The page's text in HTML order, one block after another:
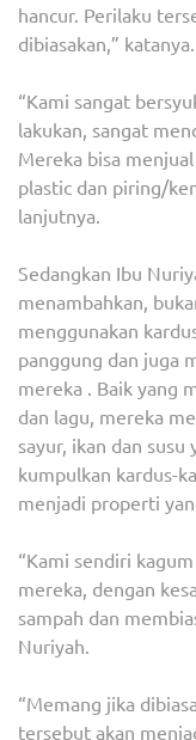
hancur. Perilaku
dibiasakan,” katanya.
“Kami sangat
lakukan, sangat
Mereka bisa
plastic dan piring/
lanjutnya.
Sedangkan Ibu
menambahkan,
menggunakan
panggung dan juga
mereka . Baik yang
dan lagu, mereka
sayur, ikan dan
kumpulkan kardus-
menjadi properti
“Kami sendiri
mereka, dengan
sampah dan
Nuriyah.
“Memang jika
tersebut akan